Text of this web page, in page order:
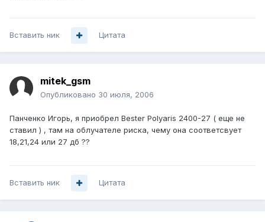
Вставить ник Цитата
mitek_gsm
Опубликовано 30 июля, 2006
Панченко Игорь, я приобрел Bester Polyaris 2400-27 ( еще не
ставил ) , там на облучателе риска, чему она соответсвует
18,21,24 или 27 дб ??
Вставить ник Цитата